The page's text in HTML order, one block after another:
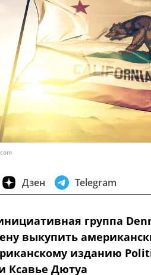
Дзен Telegram
группа
выкупить
изданию
Ксавье Дютуа